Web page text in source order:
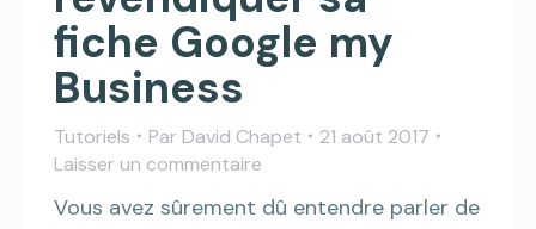
fiche Google my
Business
Tutoriels Par David Chapet
21 août 2017
Laisser un commentaire
Vous avez sûrement dû entendre parler de